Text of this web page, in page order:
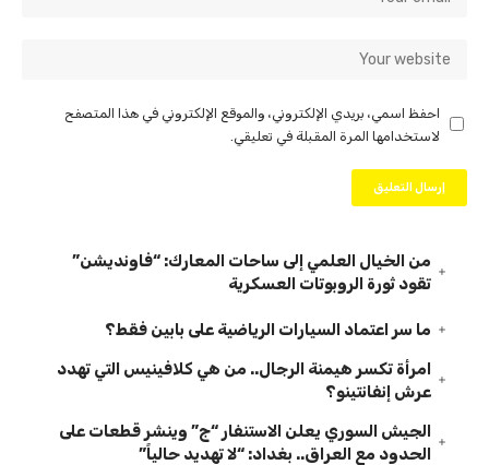
احفظ اسمي، بريدي الإلكتروني، والموقع الإلكتروني في هذا المتصفح
لاستخدامها المرة المقبلة في تعليقي.
من الخيال العلمي إلى ساحات المعارك: “فاونديشن”
تقود ثورة الروبوتات العسكرية
ما سر اعتماد السيارات الرياضية على بابين فقط؟
امرأة تكسر هيمنة الرجال.. من هي كلافينيس التي تهدد
عرش إنفانتينو؟
الجيش السوري يعلن الاستنفار “ج” وينشر قطعات على
الحدود مع العراق.. بغداد: “لا تهديد حالياً”